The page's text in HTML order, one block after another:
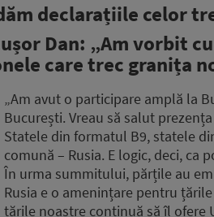
declarațiile celor
Dan: „Am vorbit
care trec granița
„Am avut o participare amplă la
București. Vreau să salut
Statele din formatul B9, statele
comună – Rusia. E logic, deci, ca
În urma summitului, părțile au
Rusia e o amenințare pentru
țările noastre continuă să îl ofere